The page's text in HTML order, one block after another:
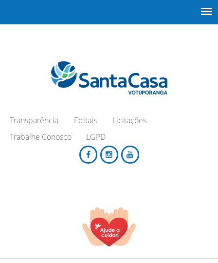
Transparência Editais
Licitações
Trabalhe Conosco
LGPD